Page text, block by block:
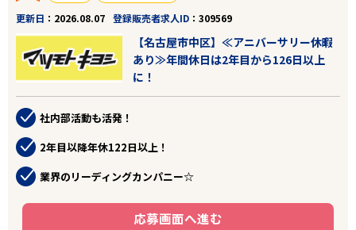
更新日
2026.08.07 登録販売者求人ID 309569
【名古屋市中区】≪アニバーサリー休暇
あり≫年間休日は2年目から126日以上
に！
社内部活動も活発！
2年目以降年休122日以上！
業界のリーディングカンパニー☆
応募画面へ進む